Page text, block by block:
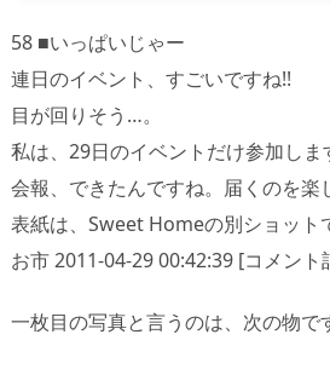
58 ■いっぱいじゃー
連日のイベント、すごいですね!!
目が回りそう…。
私は、29日のイベントだけ参加しま
会報、できたんですね。届くのを楽
表紙は、Sweet Homeの別ショット
お市 2011-04-29 00:42:39 [コメント
一枚目の写真と言うのは、次の物で